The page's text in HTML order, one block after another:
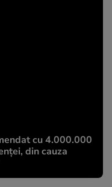
cu 4.000.000
din cauza